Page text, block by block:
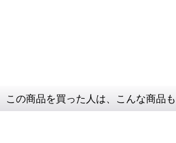
この商品を買った人は、こんな商品